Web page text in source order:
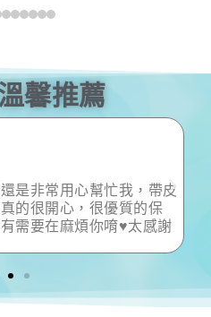
馨推薦
小村保母 接受臨時安排寶貝
忙 讓身體不舒服的主人 得到
友善保母推薦給需要的朋友